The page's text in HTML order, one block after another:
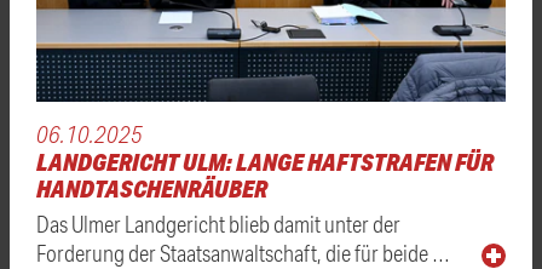
06.10.2025
LANDGERICHT ULM: LANGE HAFTSTRAFEN FÜR
HANDTASCHENRÄUBER
Das Ulmer Landgericht blieb damit unter der
Forderung der Staatsanwaltschaft, die für beide …